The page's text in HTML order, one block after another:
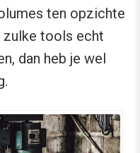
ten opzichte
zulke tools echt
dan heb je wel